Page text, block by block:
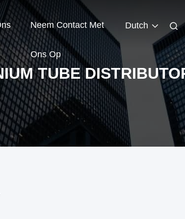
Neem Contact Met
Ons Op
Dutch
TUBE